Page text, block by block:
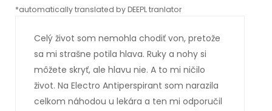
*automatically translated by DEEPL tranlator
Celý život som nemohla chodiť von, pretože
sa mi strašne potila hlava. Ruky a nohy si
môžete skryť, ale hlavu nie. A to mi ničilo
život. Na Electro Antiperspirant som narazila
celkom náhodou u lekára a ten mi odporučil